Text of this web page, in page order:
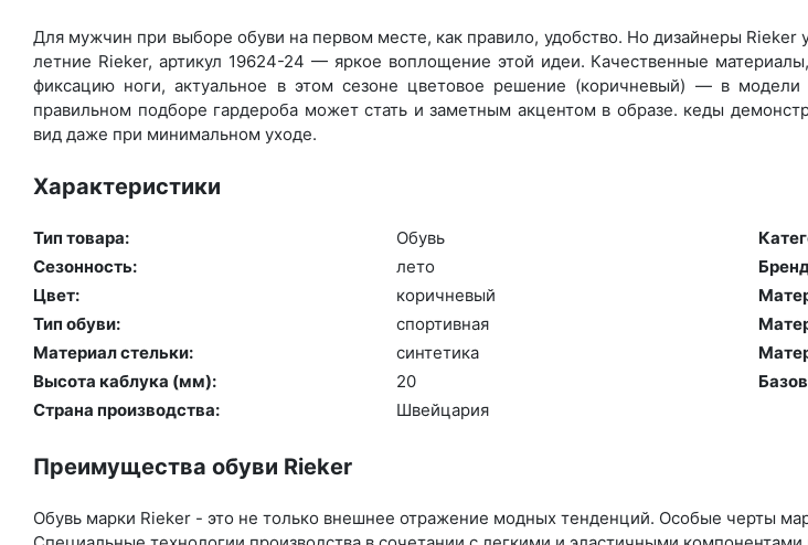
Для мужчин при выборе обуви на первом месте, как правило, удобство. Но дизайнеры
летние Rieker, артикул 19624-24 — яркое воплощение этой идеи. Качественные
фиксацию ноги, актуальное в этом сезоне цветовое решение (коричневый) — в
правильном подборе гардероба может стать и заметным акцентом в образе. кеды
вид даже при минимальном уходе.
Характеристики
Тип товара: Обувь
Сезонность:
ле­то
Цвет:
ко­рич­не­вый
Тип обуви:
спор­тивная
Материал стельки:
син­те­тика
Высота каблука (мм):
20
Страна производства:
Швей­ца­рия
Преимущества обуви Rieker
Обувь марки Rieker - это не только внешнее отражение модных тенденций. Особые черты